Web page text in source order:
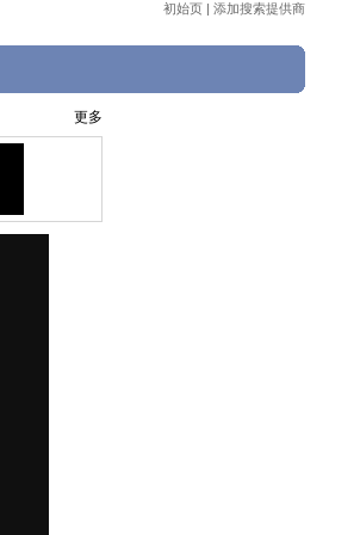
初始页 | 添加搜索提供商
更多